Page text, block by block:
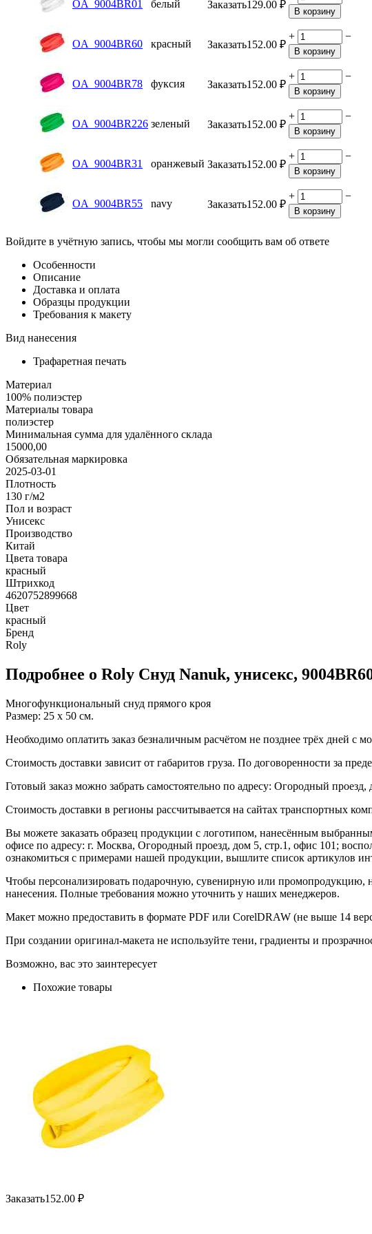
OA_9004BR01 белый Заказать129.00 ₽
В корзину
OA_9004BR60 красный Заказать152.00 ₽
+ −
В корзину
OA_9004BR78 фуксия Заказать152.00 ₽
+ −
В корзину
OA_9004BR226 зеленый Заказать152.00 ₽
+ −
В корзину
OA_9004BR31 оранжевый Заказать152.00 ₽
+ −
В корзину
OA_9004BR55 navy Заказать152.00 ₽
+ −
В корзину
Войдите в учётную запись, чтобы мы могли сообщить вам об ответе
Особенности
Описание
Доставка и оплата
Образцы продукции
Требования к макету
Вид нанесения
Трафаретная печать
Материал
100% полиэстер
Материалы товара
полиэстер
Минимальная сумма для удалённого склада
15000,00
Обязательная маркировка
2025-03-01
Плотность
130 г/м2
Пол и возраст
Унисекс
Производство
Китай
Цвета товара
красный
Штрихкод
4620752899668
Цвет
красный
Бренд
Roly
Подробнее о Roly Снуд Nanuk, унисекс,
Многофункциональный снуд прямого кроя
Размер: 25 x 50 см.
Необходимо оплатить заказ безналичным расчётом не позднее трёх дней с
Стоимость доставки зависит от габаритов груза. По договоренности за
Готовый заказ можно забрать самостоятельно по адресу: Огородный
Стоимость доставки в регионы рассчитывается на сайтах транспортных
Вы можете заказать образец продукции с логотипом, нанесённым
офисе по адресу: г. Москва, Огородный проезд, дом 5, стр.1, офис 101;
ознакомиться с примерами нашей продукции, вышлите список артикулов
Чтобы персонализировать подарочную, сувенирную или промопродукцию,
нанесения. Полные требования можно уточнить у наших менеджеров.
Макет можно предоставить в формате PDF или CorelDRAW (не выше 14
При создании оригинал-макета не используйте тени, градиенты и
Возможно, вас это заинтересует
Похожие товары
Заказать152.00 ₽